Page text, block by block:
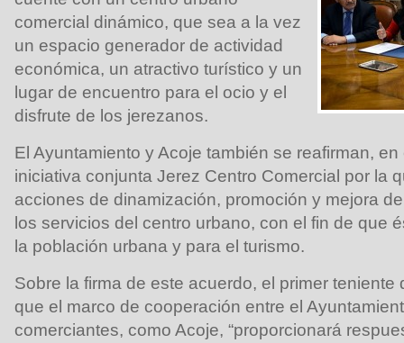
comercial dinámico, que sea a la vez
un espacio generador de actividad
económica, un atractivo turístico y un
lugar de encuentro para el ocio y el
disfrute de los jerezanos.
El Ayuntamiento y Acoje también se reafirman,
iniciativa conjunta Jerez Centro Comercial por la
acciones de dinamización, promoción y mejora
los servicios del centro urbano, con el fin de que
la población urbana y para el turismo.
Sobre la firma de este acuerdo, el primer
que el marco de cooperación entre el
comerciantes, como Acoje, “proporcionará